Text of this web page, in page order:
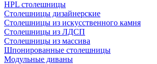
HPL столешницы
Столешницы дизайнерские
Столешницы из искусственного камня
Столешницы из ЛДСП
Столешницы из массива
Шпонированные столешницы
Модульные диваны